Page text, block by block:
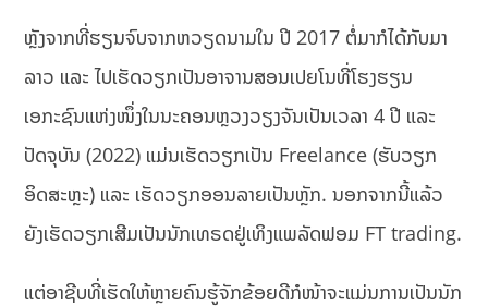
ຫຼັງຈາກທີ່ຮຽນຈົບຈາກຫວຽດນາມໃນ ປີ 2017 ຕໍ່ມາກໍໄດ້ກັບມາ
ລາວ ແລະ ໄປເຮັດວຽກເປັນອາຈານສອນເປຍໂນທີ່ໂຮງຮຽນ
ເອກະຊົນແຫ່ງໜຶ່ງໃນນະຄອນຫຼວງວຽງຈັນເປັນເວລາ 4 ປີ ແລະ
ປັດຈຸບັນ (2022) ແມ່ນເຮັດວຽກເປັນ Freelance (ຮັບວຽກ
ອິດສະຫຼະ) ແລະ ເຮັດວຽກອອນລາຍເປັນຫຼັກ. ນອກຈາກນີ້ແລ້ວ
ຍັງເຮັດວຽກເສີມເປັນນັກເທຣດຢູ່ເທິງແພລັດຟອມ FT trading.
ແຕ່ອາຊີບທີ່ເຮັດໃຫ້ຫຼາຍຄົນຮູ້ຈັກຂ້ອຍດີກໍໜ້າຈະແມ່ນການເປັນນັກ